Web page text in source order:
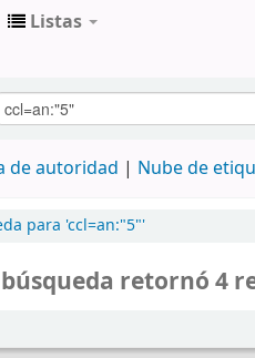
Listas
de autoridad Nube de
para 'ccl=an:"5"'
retornó 4